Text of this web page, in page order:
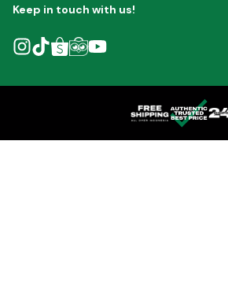
Keep in touch with us!